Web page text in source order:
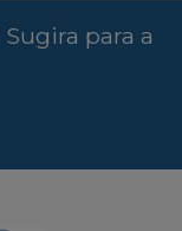
Sugira para a